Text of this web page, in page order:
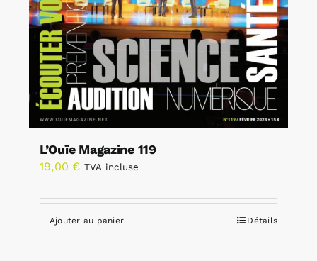
L’Ouïe Magazine 119
19,00 € TVA incluse
Ajouter au panier Détails